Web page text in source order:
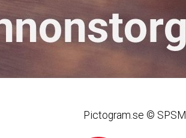
Pictogram.se © SPSM